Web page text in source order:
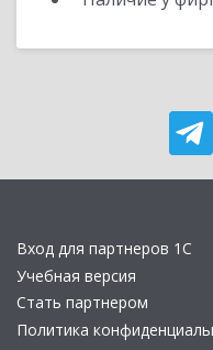
Вход для партнеров 1С
Учебная версия
Стать партнером
Политика